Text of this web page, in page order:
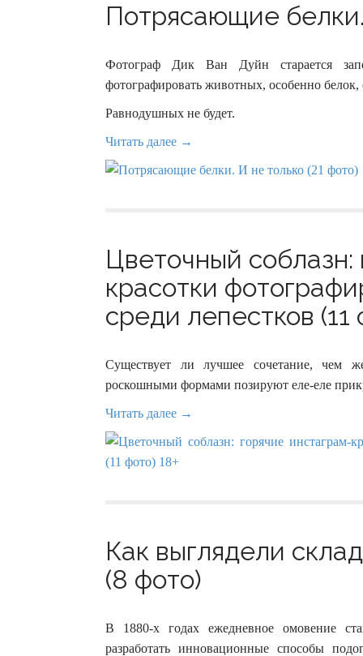
Потрясающие
Фотограф Дик Ван Дуйн старается
фотографировать животных, особенно
Равнодушных не будет.
Читать далее →
Цветочный
красотки
среди лепестков (11
Существует ли лучшее сочетание, чем
роскошными формами позируют еле-еле
Читать далее →
Как выглядели
(8 фото)
В 1880-х годах ежедневное омовение
разработать инновационные способы